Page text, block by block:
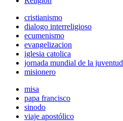
cristianismo
dialogo interreligioso
ecumenismo
evangelizacion
iglesia catolica
jornada mundial de la juventud
misionero
misa
papa francisco
sinodo
viaje apostólico